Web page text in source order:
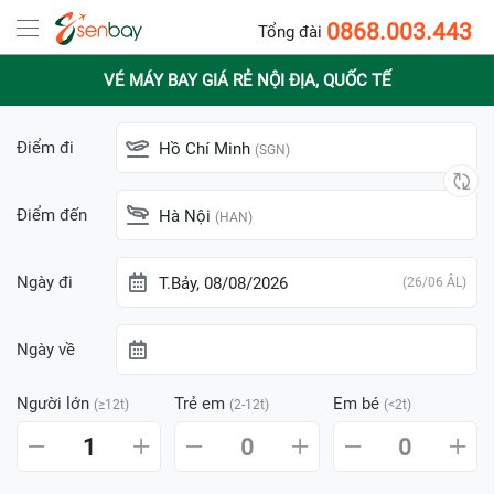
Tổng đài 0868.003.443
VÉ MÁY BAY GIÁ RẺ NỘI ĐỊA, QUỐC TẾ
Điểm đi Hồ Chí Minh (SGN)
Điểm đến Hà Nội (HAN)
Ngày đi T.Bảy, 08/08/2026 (26/06 ÂL)
Ngày về
Người lớn (≥12t) Trẻ em (2-12t) Em bé (<2t)
1 0 0